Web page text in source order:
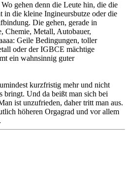
gehen denn die Leute hin, die die
in die kleine Ingineursbutze oder die
Die gehen, gerade in
Chemie, Metall, Autobauer,
Geile Bedingungen, toller
oder der IGBCE mächtige
ein wahnsinnig guter
kurzfristig mehr und nicht
bringt. Und da beißt man sich bei
ist unzufrieden, daher tritt man aus.
höheren Orgagrad und vor allem